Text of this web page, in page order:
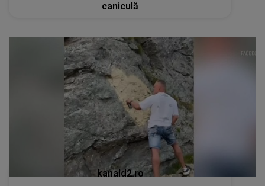
caniculă
kanald2.ro